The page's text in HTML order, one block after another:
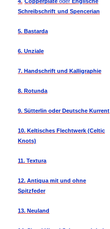
Schreibschrift und Spencerian
5. Bastarda
6. Unziale
7. Handschrift und Kalligraphie
8. Rotunda
9. Sütterlin oder Deutsche Kurrent
10. Keltisches Flechtwerk (Celtic
Knots)
11. Textura
12. Antiqua mit und ohne
Spitzfeder
13. Neuland